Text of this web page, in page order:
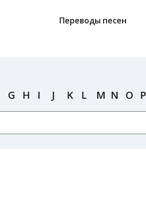
Переводы песен
G H I J K L M N O P